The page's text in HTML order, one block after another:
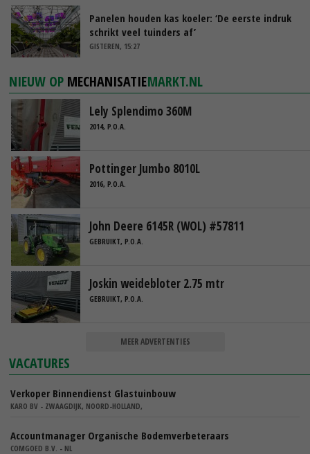
Panelen houden kas koeler: ‘De eerste indruk
schrikt veel tuinders af’
GISTEREN, 15:27
NIEUW OP MECHANISATIEMARKT.NL
Lely Splendimo 360M
2014, P.O.A.
Pottinger Jumbo 8010L
2016, P.O.A.
John Deere 6145R (WOL) #57811
GEBRUIKT, P.O.A.
Joskin weidebloter 2.75 mtr
GEBRUIKT, P.O.A.
MEER ADVERTENTIES
VACATURES
Verkoper Binnendienst Glastuinbouw
KARO BV - ZWAAGDIJK, NOORD-HOLLAND,
Accountmanager Organische Bodemverbeteraars
COMGOED B.V. - NL